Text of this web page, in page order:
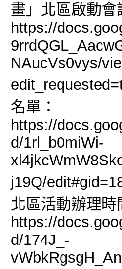
畫」北區啟動
https://
NAucVs0vys/
名單：
https://
d/1rl_b0miWi-
j19Q/
北區活動辦理時
https://
d/174J_-